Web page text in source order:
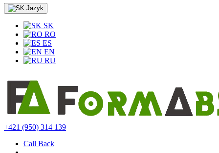
Jazyk
SK
RO
ES
EN
RU
+421 (950) 314 139
Call Back